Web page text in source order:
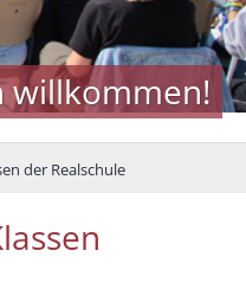
willkommen!
der Realschule